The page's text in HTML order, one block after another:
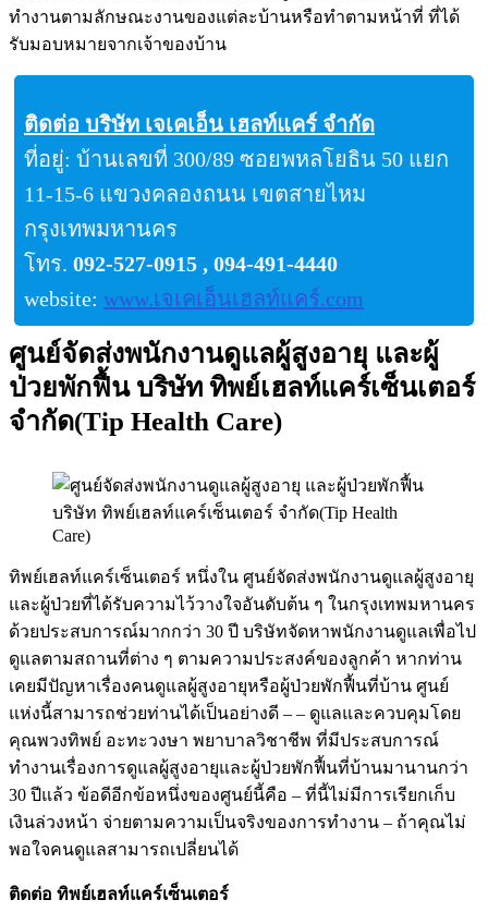
ทำงานตามลักษณะงานของแต่ละบ้านหรือทำตามหน้าที่ ที่ได้
รับมอบหมายจากเจ้าของบ้าน
ติดต่อ บริษัท เจเคเอ็น เฮลท์แคร์ จำกัด
ที่อยู่: บ้านเลขที่ 300/89 ซอยพหลโยธิน 50 แยก
11-15-6 แขวงคลองถนน เขตสายไหม
กรุงเทพมหานคร
โทร. 092-527-0915 , 094-491-4440
website: www.เจเคเอ็นเฮลท์แคร์.com
ศูนย์จัดส่งพนักงานดูแลผู้สูงอายุ และผู้
ป่วยพักฟื้น บริษัท ทิพย์เฮลท์แคร์เซ็นเตอร์
จำกัด(Tip Health Care)
ทิพย์เฮลท์แคร์เซ็นเตอร์ หนึ่งใน ศูนย์จัดส่งพนักงานดูแลผู้สูงอายุ
และผู้ป่วยที่ได้รับความไว้วางใจอันดับต้น ๆ ในกรุงเทพมหานคร
ด้วยประสบการณ์มากกว่า 30 ปี บริษัทจัดหาพนักงานดูแลเพื่อไป
ดูแลตามสถานที่ต่าง ๆ ตามความประสงค์ของลูกค้า หากท่าน
เคยมีปัญหาเรื่องคนดูแลผู้สูงอายุหรือผู้ป่วยพักฟื้นที่บ้าน ศูนย์
แห่งนี้สามารถช่วยท่านได้เป็นอย่างดี – – ดูแลและควบคุมโดย
คุณพวงทิพย์ อะทะวงษา พยาบาลวิชาชีพ ที่มีประสบการณ์
ทำงานเรื่องการดูแลผู้สูงอายุและผู้ป่วยพักฟื้นที่บ้านมานานกว่า
30 ปีแล้ว ข้อดีอีกข้อหนึ่งของศูนย์นี้คือ – ที่นี้ไม่มีการเรียกเก็บ
เงินล่วงหน้า จ่ายตามความเป็นจริงของการทำงาน – ถ้าคุณไม่
พอใจคนดูแลสามารถเปลี่ยนได้
ติดต่อ ทิพย์เฮลท์แคร์เซ็นเตอร์